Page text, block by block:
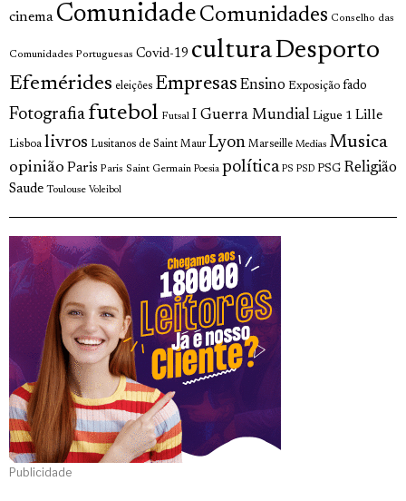
cinema Comunidade Comunidades Conselho das
Comunidades Portuguesas Covid-19 culturaDesporto
Efemérides eleições Empresas Ensino Exposição fado
Fotografia futebol Futsal I Guerra Mundial Ligue 1 Lille
Lisboa livros Lusitanos de Saint Maur Lyon Marseille Medias Musica
opinião Paris Paris Saint Germain Poesia política PS PSD PSG Religião
Saude Toulouse Voleibol
Publicidade